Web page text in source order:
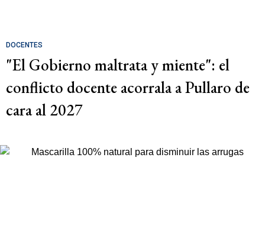
DOCENTES
"El Gobierno maltrata y miente": el
conflicto docente acorrala a Pullaro de
cara al 2027